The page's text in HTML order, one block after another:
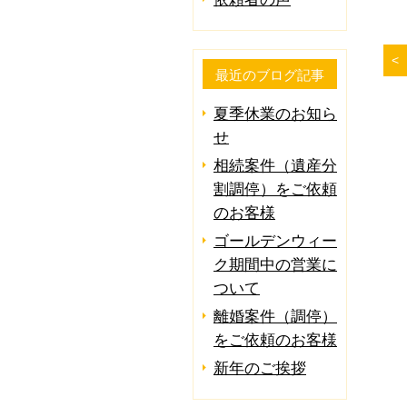
最近のブログ記事
夏季休業のお知ら
せ
相続案件（遺産分
割調停）をご依頼
のお客様
ゴールデンウィー
ク期間中の営業に
ついて
離婚案件（調停）
をご依頼のお客様
新年のご挨拶